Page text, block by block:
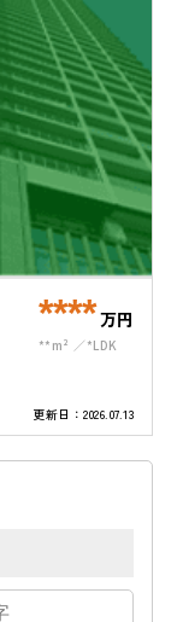
****万円
**m² *LDK
更新日： 2026.07.13